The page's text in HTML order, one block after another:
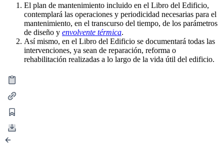
El plan de mantenimiento incluido en el Libro del Edificio,
contemplará las operaciones y periodicidad necesarias para el
mantenimiento, en el transcurso del tiempo, de los parámetros
de diseño y envolvente térmica.
Así mismo, en el Libro del Edificio se documentará todas las
intervenciones, ya sean de reparación, reforma o
rehabilitación realizadas a lo largo de la vida útil del edificio.